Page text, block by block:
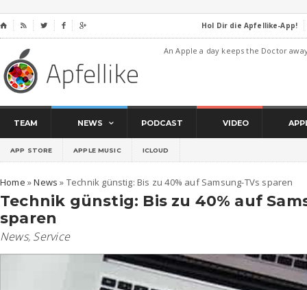
⌂     Hol Dir die Apfellike-App!
An Apple a day keeps the Doctor
TEAM NEWS PODCAST VIDEO
APP STORE APPLE MUSIC ICLOUD
Home »News » Technik günstig: Bis zu 40% auf Samsung-TVs sparen
Technik günstig: Bis zu 40% auf
sparen
News, Service